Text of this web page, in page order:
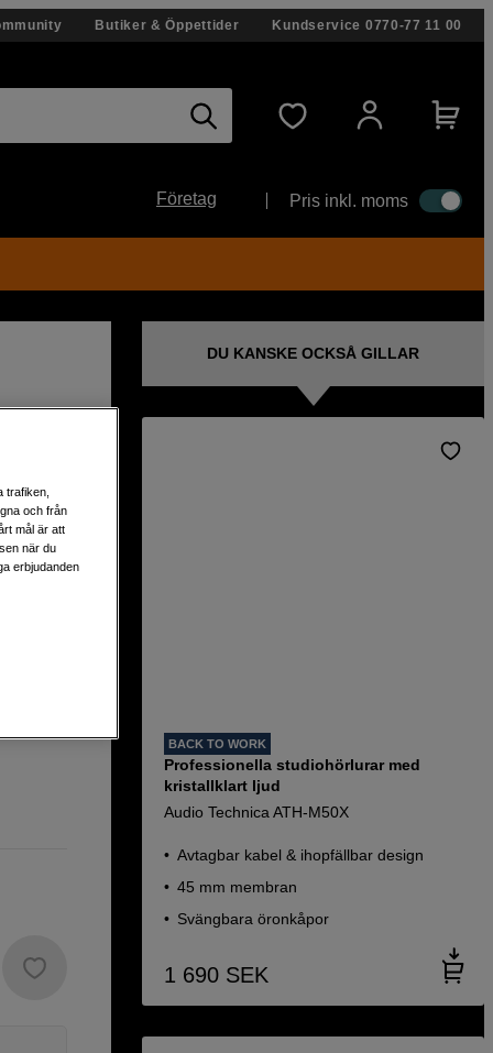
Butiker & Öppettider Kundservice 0770-77 11 00
Företag Pris inkl. moms
DU KANSKE OCKSÅ GILLAR
BACK TO WORK
Professionella studiohörlurar med
kristallklart ljud
Audio Technica ATH-M50X
Avtagbar kabel & ihopfällbar design
45 mm membran
Svängbara öronkåpor
1 690 SEK
trafiken,
och från
mål är att
när du
erbjudanden